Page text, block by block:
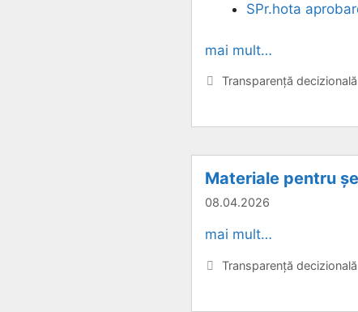
SPr.hota
mai mult…
Categorii
Transparență decizională
Materiale pentru
08.04.2026
mai mult…
Categorii
Transparență decizională